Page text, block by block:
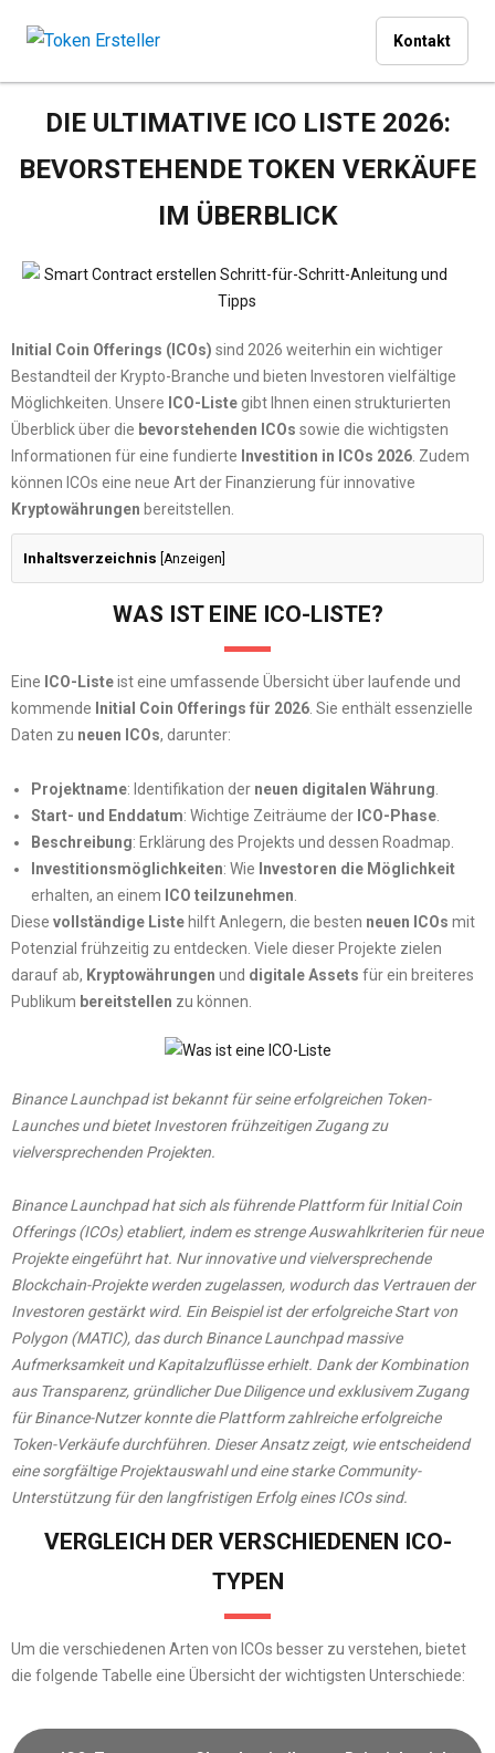
Kontakt
DIE ULTIMATIVE ICO LISTE 2026:
BEVORSTEHENDE TOKEN VERKÄUFE
IM ÜBERBLICK
Initial Coin Offerings (ICOs) sind 2026 weiterhin ein wichtiger
Bestandteil der Krypto-Branche und bieten Investoren vielfältige
Möglichkeiten. Unsere ICO-Liste gibt Ihnen einen strukturierten
Überblick über die bevorstehenden ICOs sowie die wichtigsten
Informationen für eine fundierte Investition in ICOs 2026 . Zudem
können ICOs eine neue Art der Finanzierung für innovative
Kryptowährungen bereitstellen.
Inhaltsverzeichnis Anzeigen
WAS IST EINE ICO-LISTE?
Eine ICO-Listeist eine umfassende Übersicht über laufende und
kommende Initial Coin Offerings für 2026 . Sie enthält essenzielle
Daten zu neuen ICOs, darunter:
Projektname: Identifikation der neuen digitalen Währung
Start- und Enddatum: Wichtige Zeiträume der ICO-Phase.
Beschreibung: Erklärung des Projekts und dessen Roadmap.
Investitionsmöglichkeiten: Wie Investoren die Möglichkeit
erhalten, an einem ICO teilzunehmen
Diese vollständige Listehilft Anlegern, die besten neuen ICOs mit
Potenzial frühzeitig zu entdecken. Viele dieser Projekte zielen
darauf ab, Kryptowährungen und digitale Assets für ein breiteres
Publikum bereitstellen zu können.
Binance Launchpad ist bekannt für seine erfolgreichen Token-
Launches und bietet Investoren frühzeitigen Zugang zu
vielversprechenden Projekten.
Binance Launchpad hat sich als führende Plattform für Initial Coin
Offerings (ICOs) etabliert, indem es strenge Auswahlkriterien für neue
Projekte eingeführt hat. Nur innovative und vielversprechende
Blockchain-Projekte werden zugelassen, wodurch das Vertrauen der
Investoren gestärkt wird. Ein Beispiel ist der erfolgreiche Start von
Polygon (MATIC), das durch Binance Launchpad massive
Aufmerksamkeit und Kapitalzuflüsse erhielt. Dank der Kombination
aus Transparenz, gründlicher Due Diligence und exklusivem Zugang
für Binance-Nutzer konnte die Plattform zahlreiche erfolgreiche
Token-Verkäufe durchführen. Dieser Ansatz zeigt, wie entscheidend
eine sorgfältige Projektauswahl und eine starke Community-
Unterstützung für den langfristigen Erfolg eines ICOs sind.
VERGLEICH DER VERSCHIEDENEN ICO-
TYPEN
Um die verschiedenen Arten von ICOs besser zu verstehen, bietet
die folgende Tabelle eine Übersicht der wichtigsten Unterschiede: